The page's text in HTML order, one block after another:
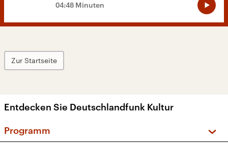
04:48 Minuten
Zur Startseite
Entdecken Sie Deutschlandfunk Kultur
Programm